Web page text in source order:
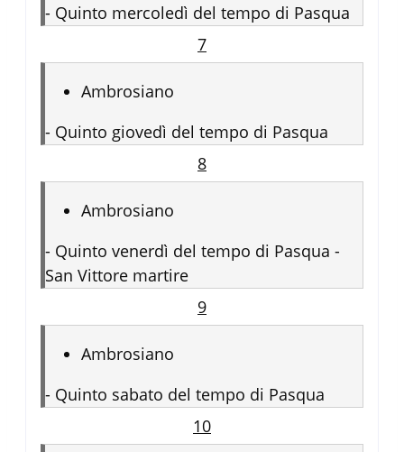
- Quinto mercoledì del tempo di Pasqua
7
Ambrosiano
- Quinto giovedì del tempo di Pasqua
8
Ambrosiano
- Quinto venerdì del tempo di Pasqua -
San Vittore martire
9
Ambrosiano
- Quinto sabato del tempo di Pasqua
10